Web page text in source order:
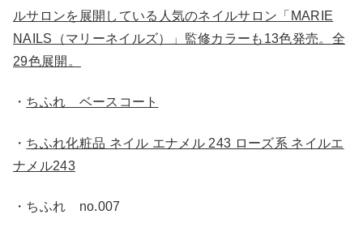
ルサロンを展開している人気のネイルサロン「MARIE
NAILS（マリーネイルズ）」監修カラーも13色発売。全
29色展開。
・ ちふれ ベースコート
・ ちふれ化粧品 ネイル エナメル 243 ローズ系 ネイルエ
ナメル243
・ちふれ no.007